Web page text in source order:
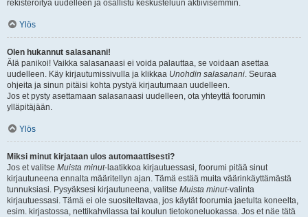
rekisteröityä uudelleen ja osallistu keskusteluun aktiivisemmin.
Ylös
Olen hukannut salasanani!
Älä panikoi! Vaikka salasanaasi ei voida palauttaa, se voidaan asettaa
uudelleen. Käy kirjautumissivulla ja klikkaa Unohdin salasanani. Seuraa
ohjeita ja sinun pitäisi kohta pystyä kirjautumaan uudelleen.
Jos et pysty asettamaan salasanaasi uudelleen, ota yhteyttä foorumin
ylläpitäjään.
Ylös
Miksi minut kirjataan ulos automaattisesti?
Jos et valitse Muista minut-laatikkoa kirjautuessasi, foorumi pitää sinut
kirjautuneena ennalta määritellyn ajan. Tämä estää muita väärinkäyttämästä
tunnuksiasi. Pysyäksesi kirjautuneena, valitse Muista minut-valinta
kirjautuessasi. Tämä ei ole suositeltavaa, jos käytät foorumia jaetulta koneelta,
esim. kirjastossa, nettikahvilassa tai koulun tietokoneluokassa. Jos et näe tätä